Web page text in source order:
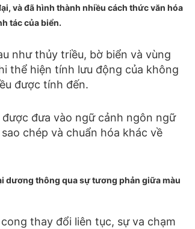
và đã hình thành nhiều cách thức văn hóa
tác của biển.
như thủy triều, bờ biển và vùng
thể hiện tính lưu động của không
được tính đến.
đưa vào ngữ cảnh ngôn ngữ
chép và chuẩn hóa khác về
dương thông qua sự tương phản giữa màu
thay đổi liên tục, sự va chạm